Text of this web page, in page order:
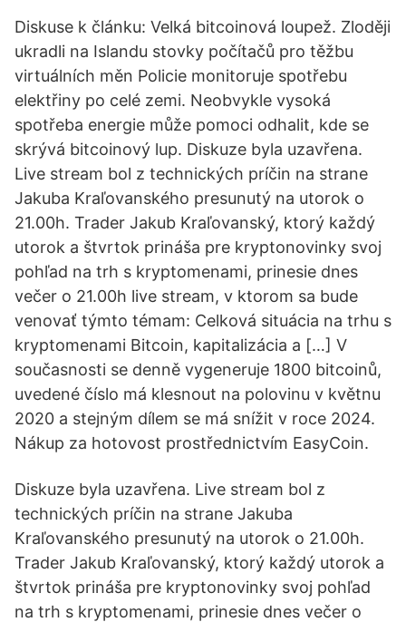
Diskuse k článku: Velká bitcoinová loupež. Zloději
ukradli na Islandu stovky počítačů pro těžbu
virtuálních měn Policie monitoruje spotřebu
elektřiny po celé zemi. Neobvykle vysoká
spotřeba energie může pomoci odhalit, kde se
skrývá bitcoinový lup. Diskuze byla uzavřena.
Live stream bol z technických príčin na strane
Jakuba Kraľovanského presunutý na utorok o
21.00h. Trader Jakub Kraľovanský, ktorý každý
utorok a štvrtok prináša pre kryptonovinky svoj
pohľad na trh s kryptomenami, prinesie dnes
večer o 21.00h live stream, v ktorom sa bude
venovať týmto témam: Celková situácia na trhu s
kryptomenami Bitcoin, kapitalizácia a […] V
současnosti se denně vygeneruje 1800 bitcoinů,
uvedené číslo má klesnout na polovinu v květnu
2020 a stejným dílem se má snížit v roce 2024.
Nákup za hotovost prostřednictvím EasyCoin.
Diskuze byla uzavřena. Live stream bol z
technických príčin na strane Jakuba
Kraľovanského presunutý na utorok o 21.00h.
Trader Jakub Kraľovanský, ktorý každý utorok a
štvrtok prináša pre kryptonovinky svoj pohľad
na trh s kryptomenami, prinesie dnes večer o